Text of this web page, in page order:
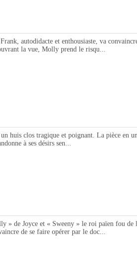
autodidacte et enthousiaste, va
la vue, Molly prend le risqu...
clos tragique et poignant. La pièce en
à ses désirs sen...
Joyce et « Sweeny » le roi païen fou de
de se faire opérer par le doc...